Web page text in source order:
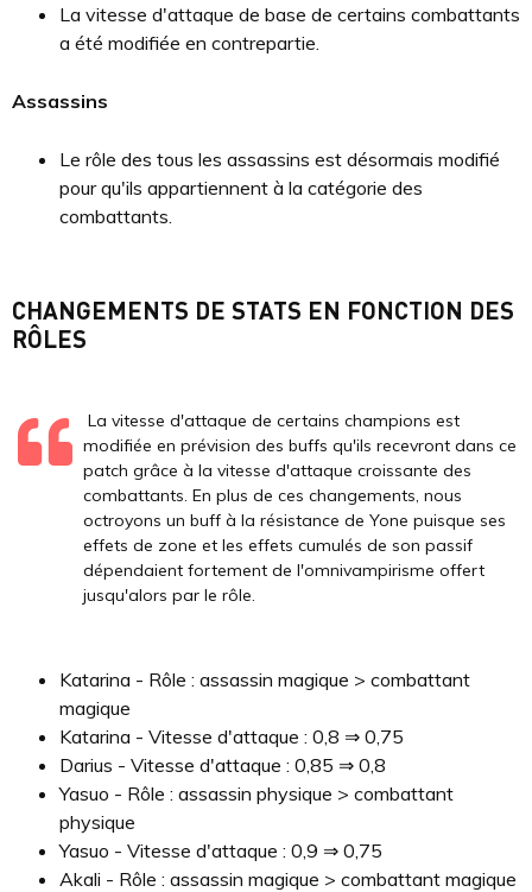
La vitesse d'attaque de base de certains combattants
a été modifiée en contrepartie.
Assassins
Le rôle des tous les assassins est désormais modifié
pour qu'ils appartiennent à la catégorie des
combattants.
CHANGEMENTS DE STATS EN FONCTION DES
RÔLES
La vitesse d'attaque de certains champions est
modifiée en prévision des buffs qu'ils recevront dans ce
patch grâce à la vitesse d'attaque croissante des
combattants. En plus de ces changements, nous
octroyons un buff à la résistance de Yone puisque ses
effets de zone et les effets cumulés de son passif
dépendaient fortement de l'omnivampirisme offert
jusqu'alors par le rôle.
Katarina - Rôle : assassin magique > combattant
magique
Katarina - Vitesse d'attaque : 0,8 ⇒ 0,75
Darius - Vitesse d'attaque : 0,85 ⇒ 0,8
Yasuo - Rôle : assassin physique > combattant
physique
Yasuo - Vitesse d'attaque : 0,9 ⇒ 0,75
Akali - Rôle : assassin magique > combattant magique